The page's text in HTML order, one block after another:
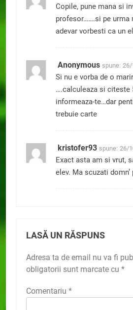
Copile, pune mana si
profesor…….si pe urma
adevar vorbesti ca un
Anonymous spune: 26/
Si nu e vorba de o
….calculeaza si citeste
informeaza-te…dar
trebuie carte
kristofer93 spune: 26/
Exact asta am si vrut,
elev. Ma scuzati
LASĂ UN RĂSPUNS
Adresa ta de email nu va fi
obligatorii sunt marcate cu *
Comentariu *